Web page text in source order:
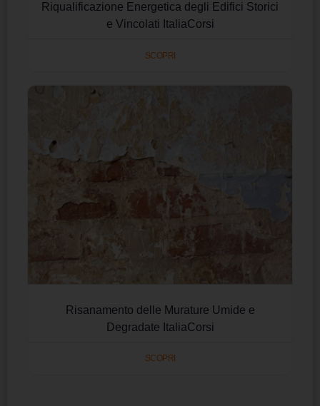
Riqualificazione Energetica degli Edifici Storici
e Vincolati ItaliaCorsi
SCOPRI
Risanamento delle Murature Umide e
Degradate ItaliaCorsi
SCOPRI